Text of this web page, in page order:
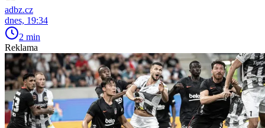
adbz.cz
dnes, 19:34
2 min
Reklama